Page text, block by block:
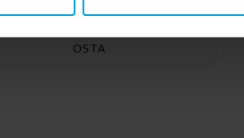
Hinta:1,90 €
1,90 €
OSTA